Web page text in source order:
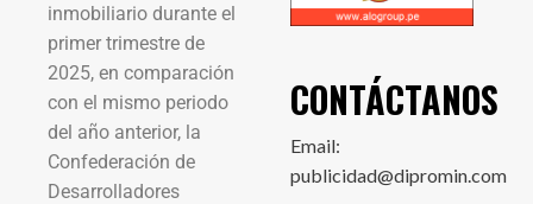
inmobiliario durante el
primer trimestre de
2025, en comparación
con el mismo periodo
del año anterior, la
Confederación de
Desarrolladores
CONTÁCTANOS
Email:
publicidad@dipromin.com